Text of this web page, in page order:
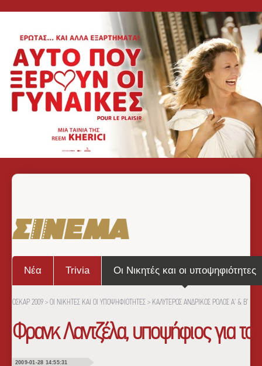
Νέα Trivia Οι Νικητές και οι υποψηφιότητες
ΟΣΚΑΡ 2009 > ΟΙ ΝΙΚΗΤΕΣ ΚΑΙ ΟΙ ΥΠΟΨΗΦΙΟΤΗΤΕΣ > ΚΑΛΥΤΕΡΟΣ ΑΝΔΡΙΚΟΣ ΡΟΛΟΣ Α’ & Β’
Φρανκ Λαντζέλα, υποψήφιος για
2009-01-28 14:55:31